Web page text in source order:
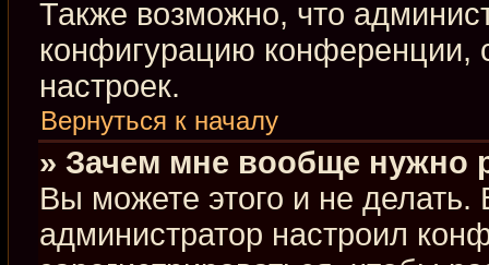
Также возможно, что
конфигурацию конференции,
настроек.
Вернуться к началу
» Зачем мне вообще нужно
Вы можете этого и не делать.
администратор настроил